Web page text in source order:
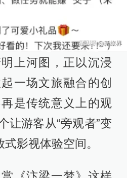
上河图，正以沉浸
一场文旅融合的创
是传统意义上的观
让游客从“旁观者”变
式影视体验空间。